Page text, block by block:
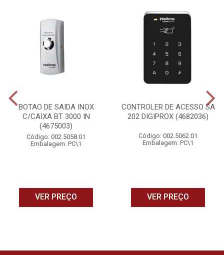
BOTAO DE SAIDA INOX
C/CAIXA BT 3000 IN
(4675003)
Código: 002.5058.01
Embalagem: PC\1
VER PREÇO
CONTROLER DE ACESSO SA
202 DIGIPROX (4682036)
Código: 002.5062.01
Embalagem: PC\1
VER PREÇO